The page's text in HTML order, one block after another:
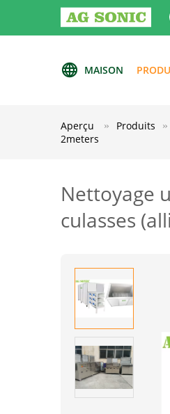
MAISON
Aperçu Produits
2meters
Nettoyage
culasses